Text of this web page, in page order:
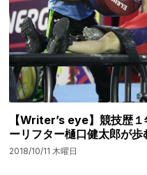
【Writer’s eye】競技歴
ーリフター樋口健太郎が歩
2018/10/11 木曜日